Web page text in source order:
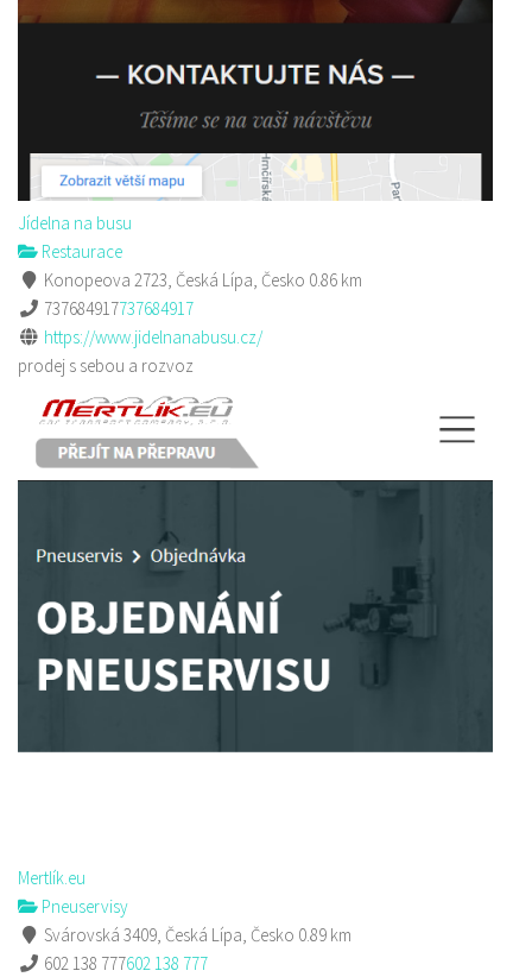
Jídelna na busu
Restaurace
Konopeova 2723, Česká Lípa, Česko 0.86 km
737684917737684917
https://www.jidelnanabusu.cz/
prodej s sebou a rozvoz
Mertlík.eu
Pneuservisy
Svárovská 3409, Česká Lípa, Česko 0.89 km
602 138 777602 138 777